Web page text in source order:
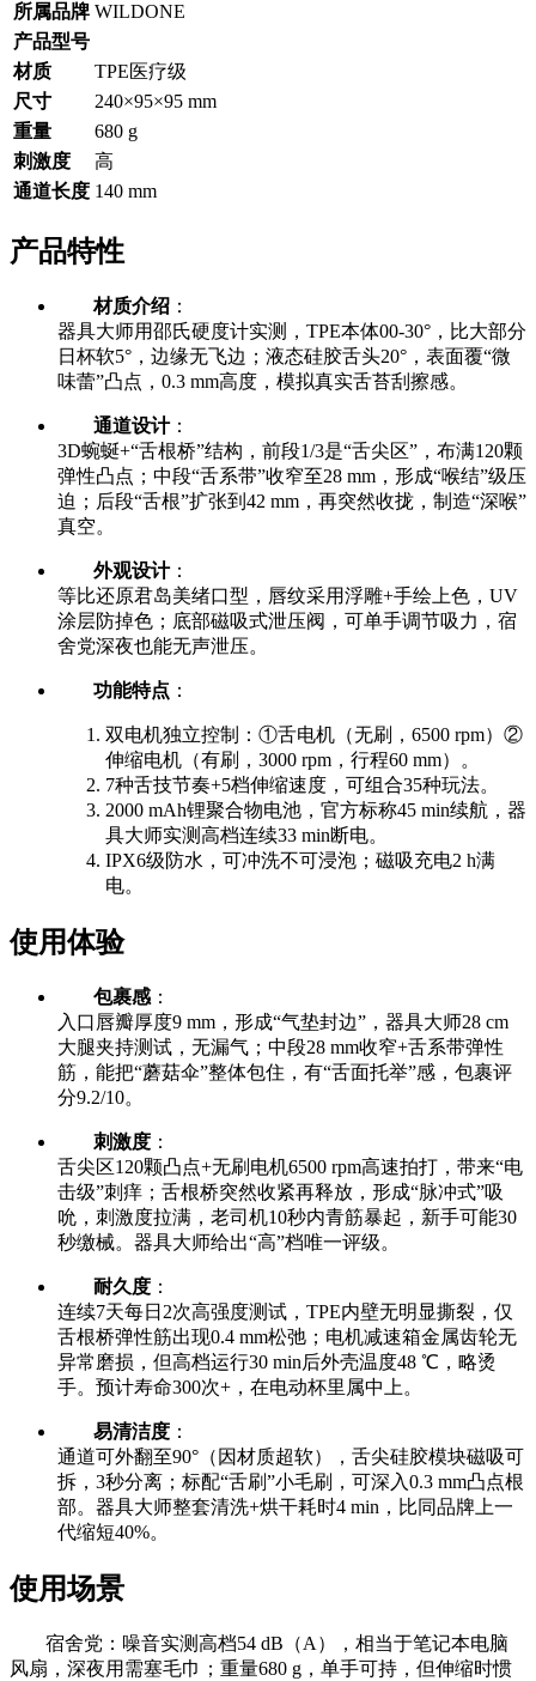
所属品牌 WILDONE
产品型号
材质
TPE医疗级
尺寸
240×95×95 mm
重量
680 g
刺激度
高
通道长度 140 mm
产品特性
材质介绍 ：
器具大师用邵氏硬度计实测，TPE本体00-30°，比大部分
日杯软5°，边缘无飞边；液态硅胶舌头20°，表面覆“微
味蕾”凸点，0.3 mm高度，模拟真实舌苔刮擦感。
通道设计：
3D蜿蜒+“舌根桥”结构，前段1/3是“舌尖区”，布满120颗
弹性凸点；中段“舌系带”收窄至28 mm，形成“喉结”级压
迫；后段“舌根”扩张到42 mm，再突然收拢，制造“深喉”
真空。
外观设计：
等比还原君岛美绪口型，唇纹采用浮雕+手绘上色，UV
涂层防掉色；底部磁吸式泄压阀，可单手调节吸力，宿
舍党深夜也能无声泄压。
功能特点 ：
双电机独立控制：①舌电机（无刷，6500 rpm）②
伸缩电机（有刷，3000 rpm，行程60 mm）。
7种舌技节奏+5档伸缩速度，可组合35种玩法。
2000 mAh锂聚合物电池，官方标称45 min续航，器
具大师实测高档连续33 min断电。
IPX6级防水，可冲洗不可浸泡；磁吸充电2 h满
电。
使用体验
包裹感 ：
入口唇瓣厚度9 mm，形成“气垫封边”，器具大师28 cm
大腿夹持测试，无漏气；中段28 mm收窄+舌系带弹性
筋，能把“蘑菇伞”整体包住，有“舌面托举”感，包裹评
分9.2/10。
刺激度 ：
舌尖区120颗凸点+无刷电机6500 rpm高速拍打，带来“电
击级”刺痒；舌根桥突然收紧再释放，形成“脉冲式”吸
吮，刺激度拉满，老司机10秒内青筋暴起，新手可能30
秒缴械。器具大师给出“高”档唯一评级。
耐久度 ：
连续7天每日2次高强度测试，TPE内壁无明显撕裂，仅
舌根桥弹性筋出现0.4 mm松弛；电机减速箱金属齿轮无
异常磨损，但高档运行30 min后外壳温度48 ℃，略烫
手。预计寿命300次+，在电动杯里属中上。
易清洁度 ：
通道可外翻至90°（因材质超软），舌尖硅胶模块磁吸可
拆，3秒分离；标配“舌刷”小毛刷，可深入0.3 mm凸点根
部。器具大师整套清洗+烘干耗时4 min，比同品牌上一
代缩短40%。
使用场景
宿舍党：噪音实测高档54 dB（A），相当于笔记本电脑
风扇，深夜用需塞毛巾；重量680 g，单手可持，但伸缩时惯